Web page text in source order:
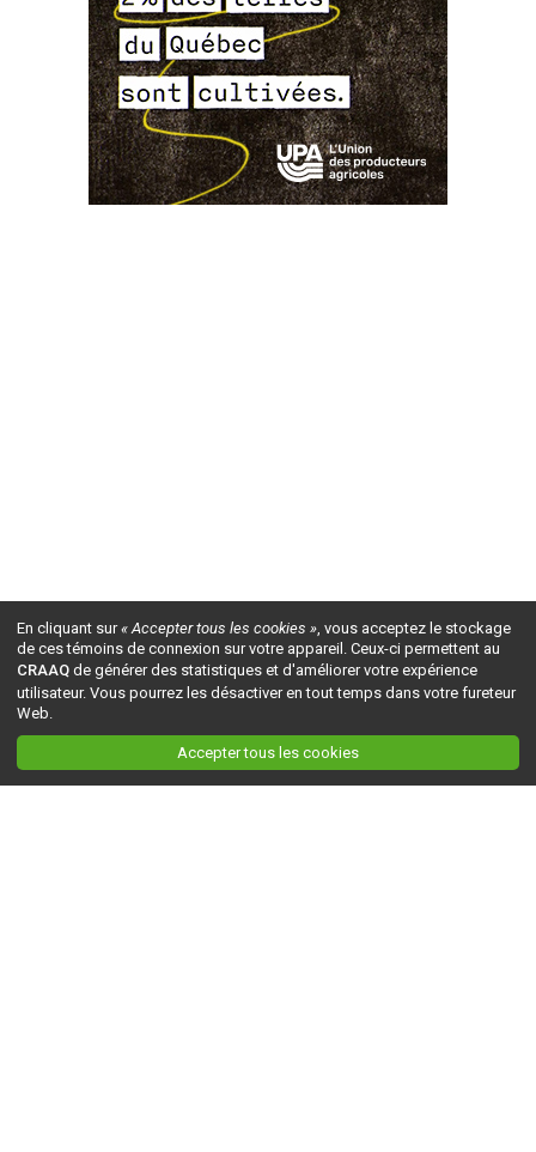
En cliquant sur« Accepter tous les cookies », vous acceptez le stockage
de ces témoins de connexion sur votre appareil. Ceux-ci permettent au
CRAAQ de générer des statistiques et d'améliorer votre expérience
utilisateur. Vous pourrez les désactiver en tout temps dans votre fureteur
Web.
Accepter tous les cookies